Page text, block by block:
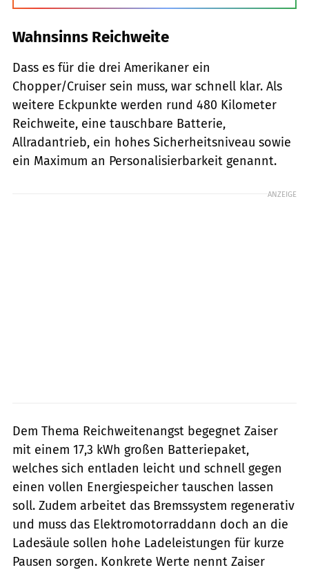
Wahnsinns Reichweite
Dass es für die drei Amerikaner ein
Chopper/Cruiser sein muss, war schnell klar. Als
weitere Eckpunkte werden rund 480 Kilometer
Reichweite, eine tauschbare Batterie,
Allradantrieb, ein hohes Sicherheitsniveau sowie
ein Maximum an Personalisierbarkeit genannt.
ANZEIGE
Dem Thema Reichweitenangst begegnet Zaiser
mit einem 17,3 kWh großen Batteriepaket,
welches sich entladen leicht und schnell gegen
einen vollen Energiespeicher tauschen lassen
soll. Zudem arbeitet das Bremssystem regenerativ
und muss das Elektromotorraddann doch an die
Ladesäule sollen hohe Ladeleistungen für kurze
Pausen sorgen. Konkrete Werte nennt Zaiser